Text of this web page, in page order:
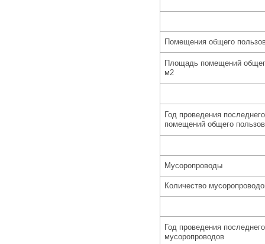
Помещения общего
Площадь помещений
м2
Год проведения
помещений общего
Мусоропроводы
Количество
Год проведения
мусоропроводов